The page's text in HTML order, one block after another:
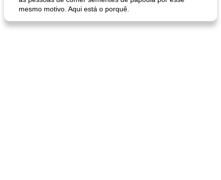
mesmo motivo. Aqui está o porquê.